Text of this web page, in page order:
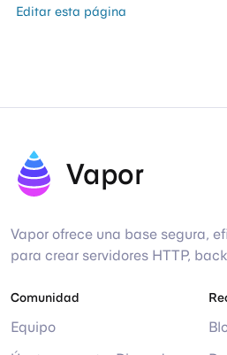
Editar esta página
Vapor
Vapor ofrece una base segura,
para crear servidores HTTP,
Comunidad
Equipo